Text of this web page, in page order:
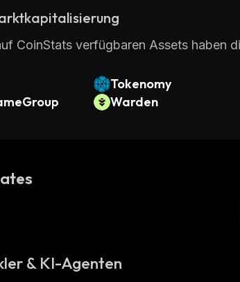
CoinStats verfügbaren Assets haben
Tokenomy
Warden
& KI-Agenten